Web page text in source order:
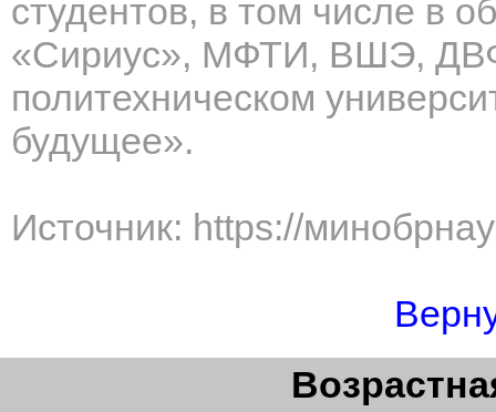
студентов, в том числе в
«Сириус», МФТИ, ВШЭ,
политехническом
будущее».
Источник: https://